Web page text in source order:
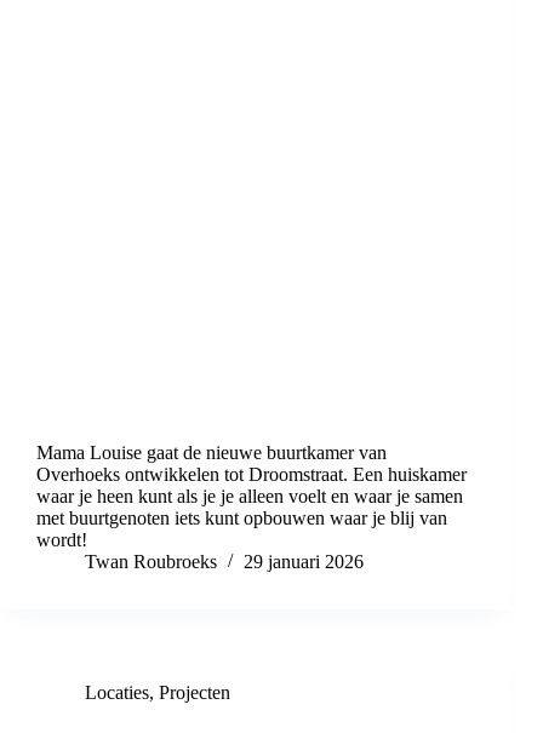
Mama Louise gaat de nieuwe buurtkamer van
Overhoeks ontwikkelen tot Droomstraat. Een huiskamer
waar je heen kunt als je je alleen voelt en waar je samen
met buurtgenoten iets kunt opbouwen waar je blij van
wordt!
Twan Roubroeks
29 januari 2026
Locaties, Projecten